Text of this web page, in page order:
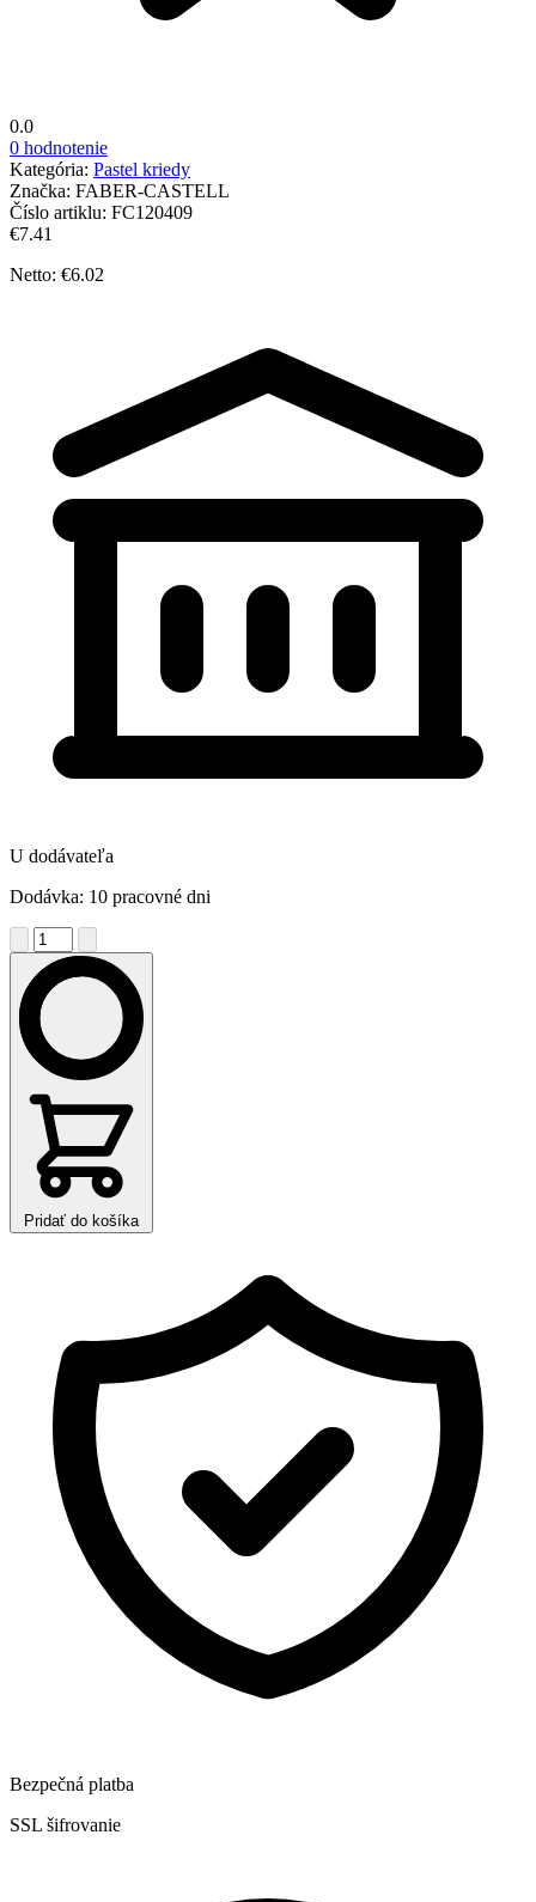
0.0
0 hodnotenie
Kategória: Pastel kriedy
Značka: FABER-CASTELL
Číslo artiklu: FC120409
€7.41
Netto: €6.02
U dodávateľa
Dodávka: 10 pracovné dni
Pridať do košíka
Bezpečná platba
SSL šifrovanie